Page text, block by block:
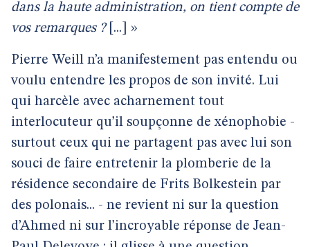
dans la haute administration, on tient compte de
vos remarques ?[...] »
Pierre Weill n’a manifestement pas entendu ou
voulu entendre les propos de son invité. Lui
qui harcèle avec acharnement tout
interlocuteur qu’il soupçonne de xénophobie -
surtout ceux qui ne partagent pas avec lui son
souci de faire entretenir la plomberie de la
résidence secondaire de Frits Bolkestein par
des polonais... - ne revient ni sur la question
d’Ahmed ni sur l’incroyable réponse de Jean-